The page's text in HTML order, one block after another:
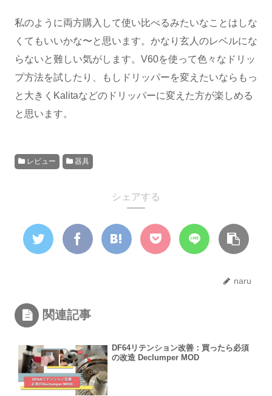
私のように両方購入して使い比べるみたいなことはしな
くてもいいかな〜と思います。かなり玄人のレベルにな
らないと難しい気がします。V60を使って色々なドリッ
プ方法を試したり、もしドリッパーを変えたいならもっ
と大きくKalitaなどのドリッパーに変えた方が楽しめる
と思います。
レビュー 器具
シェアする
naru
関連記事
DF64リテンション改善：買ったら必須
の改造 Declumper MOD